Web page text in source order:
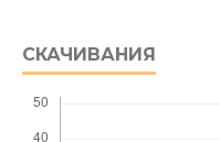
СКАЧИВАНИЯ